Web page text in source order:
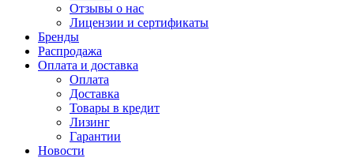
Отзывы о нас
Лицензии и сертификаты
Бренды
Распродажа
Оплата и доставка
Оплата
Доставка
Товары в кредит
Лизинг
Гарантии
Новости